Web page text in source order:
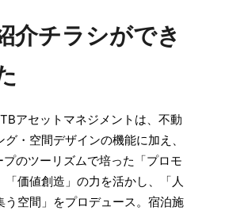
介チラシができ
アセットマネジメントは、不動
グ・空間デザインの機能に加え、
のツーリズムで培った「プロモ
「価値創造」の力を活かし、「人
う空間」をプロデュース。宿泊施